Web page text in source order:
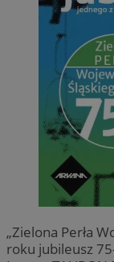
„Zielona Perła
roku jubileusz